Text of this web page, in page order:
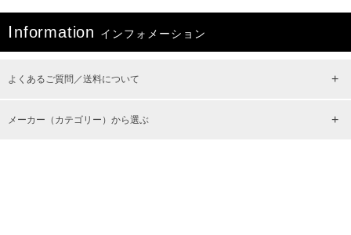
I nformation インフォメーション
よくあるご質問／送料について
メーカー（カテゴリー）から選ぶ